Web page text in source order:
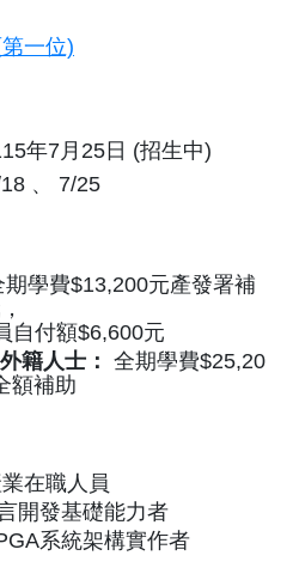
一位)
年7月25日 (招生中)
、 7/25
期學費$13,200元產發署補
額$6,600元
籍人士： 全期學費$25,20
額補助
在職人員
開發基礎能力者
系統架構實作者